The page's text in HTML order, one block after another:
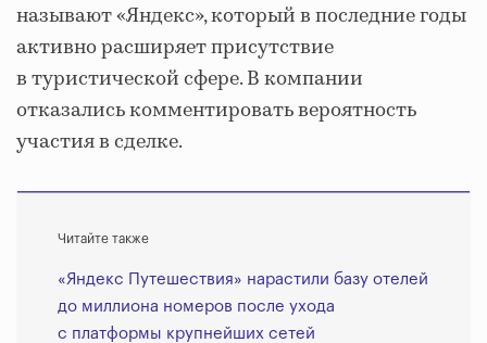
называют «Яндекс», который в последние годы
активно расширяет присутствие
в туристической сфере. В компании
отказались комментировать вероятность
участия в сделке.
Читайте также
«Яндекс Путешествия» нарастили базу отелей
до миллиона номеров после ухода
с платформы крупнейших сетей